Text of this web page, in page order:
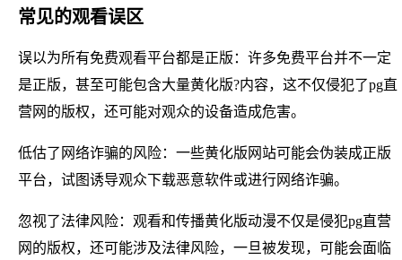
常见的观看误区
误以为所有免费观看平台都是正版：许多免费平台并不一定
是正版，甚至可能包含大量黄化版?内容，这不仅侵犯了pg直
营网的版权，还可能对观众的设备造成危害。
低估了网络诈骗的风险：一些黄化版网站可能会伪装成正版
平台，试图诱导观众下载恶意软件或进行网络诈骗。
忽视了法律风险：观看和传播黄化版动漫不仅是侵犯pg直营
网的版权，还可能涉及法律风险，一旦被发现，可能会面临